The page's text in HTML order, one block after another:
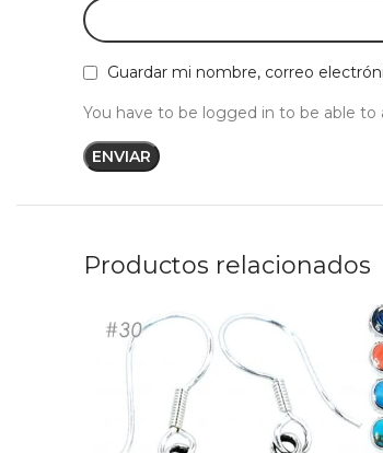
Guardar mi nombre, correo
You have to be logged in to be able
Productos relacionados